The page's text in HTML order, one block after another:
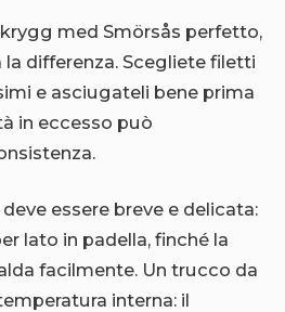
med Smörsås perfetto,
differenza. Scegliete filetti
e asciugateli bene prima
in eccesso può
essere breve e delicata:
lato in padella, finché la
facilmente. Un trucco da
interna: il